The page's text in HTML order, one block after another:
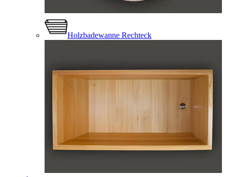
Holzbadewanne Rechteck